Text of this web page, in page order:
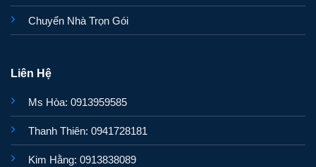
Chuyển Nhà Trọn Gói
Liên Hệ
Ms Hòa: 0913959585
Thanh Thiên: 0941728181
Kim Hằng: 0913838089